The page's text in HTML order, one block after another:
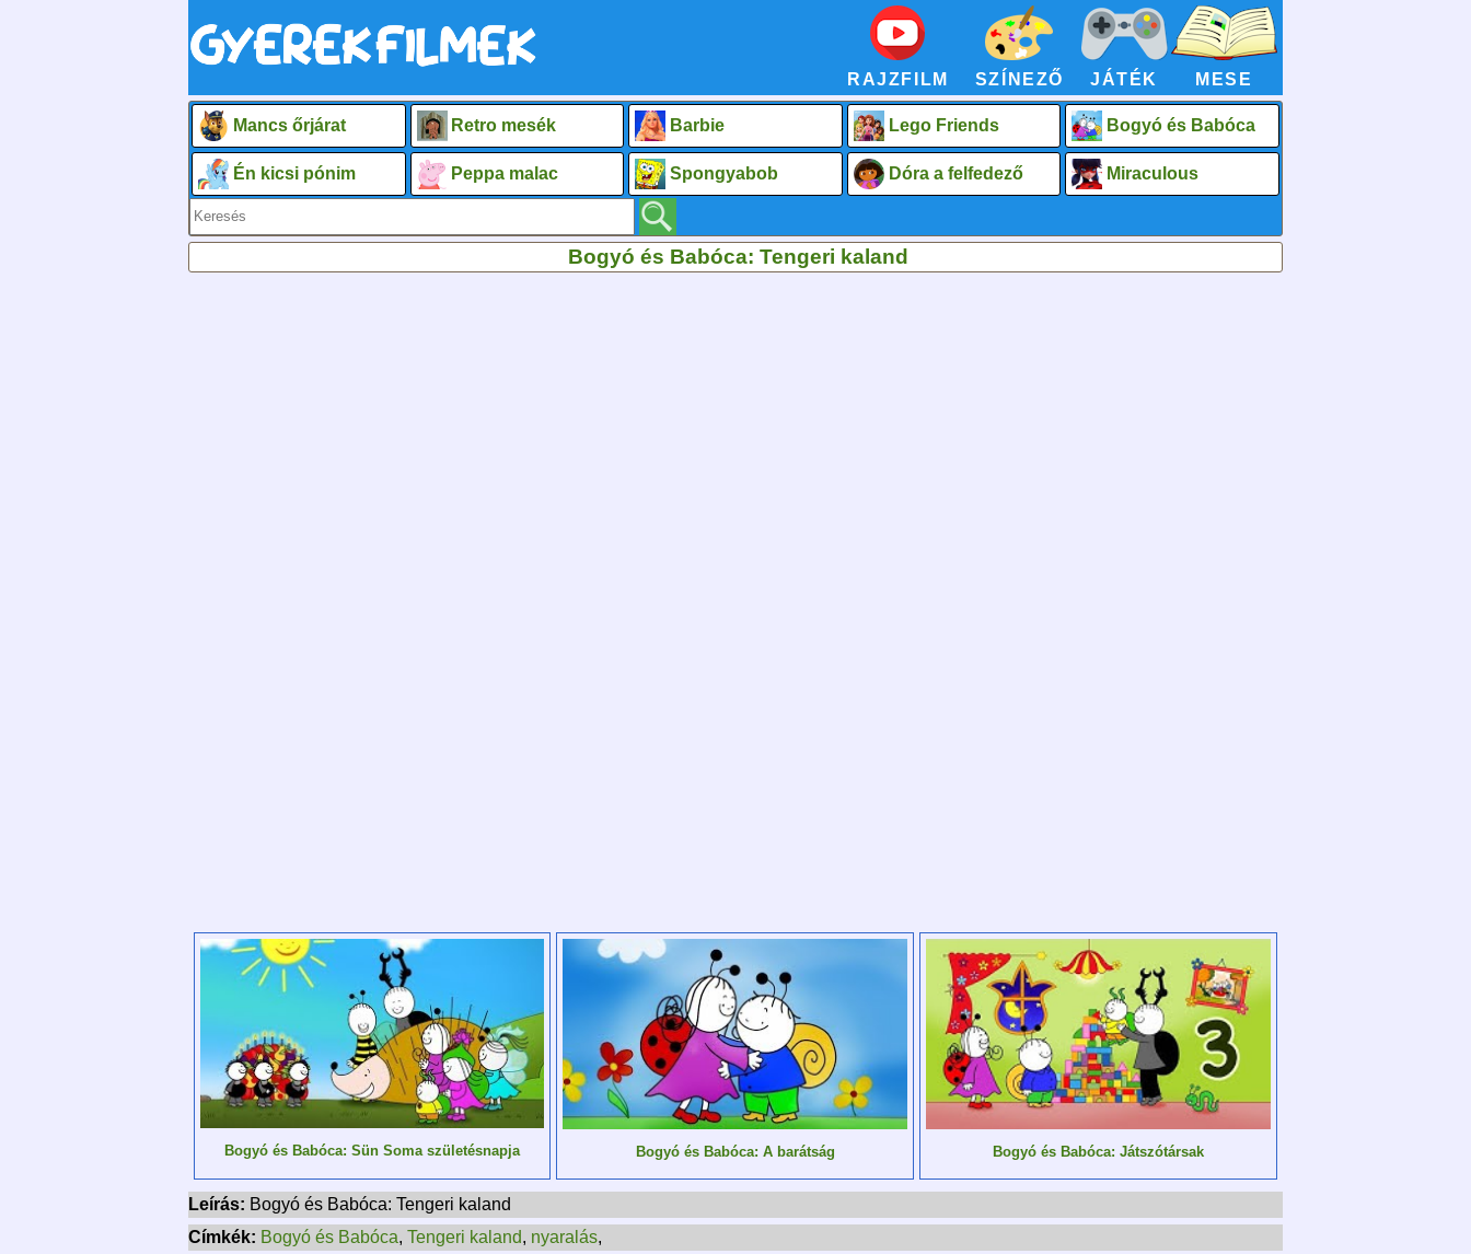
RAJZFILM SZÍNEZŐ JÁTÉK MESE
Mancs őrjárat Retro mesék Barbie Lego Friends Bogyó és Babóca
Én kicsi pónim Peppa malac Spongyabob Dóra a felfedező Miraculous
Bogyó és Babóca: Tengeri kaland
Bogyó és Babóca: Sün Soma születésnapja Bogyó és Babóca: A barátság Bogyó és Babóca: Játszótársak
Leírás: Bogyó és Babóca: Tengeri kaland
Címkék: Bogyó és Babóca, Tengeri kaland, nyaralás,